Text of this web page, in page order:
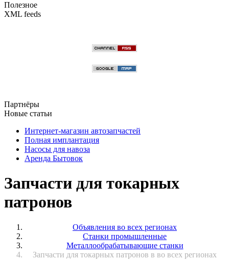
Полезное
XML feeds
Партнёры
Новые статьи
Интернет-магазин автозапчастей
Полная имплантация
Насосы для навоза
Аренда Бытовок
Запчасти для токарных
патронов
Объявления во всех регионах
Станки промышленные
Металлообрабатывающие станки
Запчасти для токарных патронов в во всех регионах